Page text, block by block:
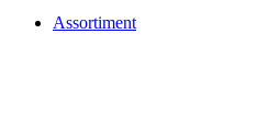
Assortiment